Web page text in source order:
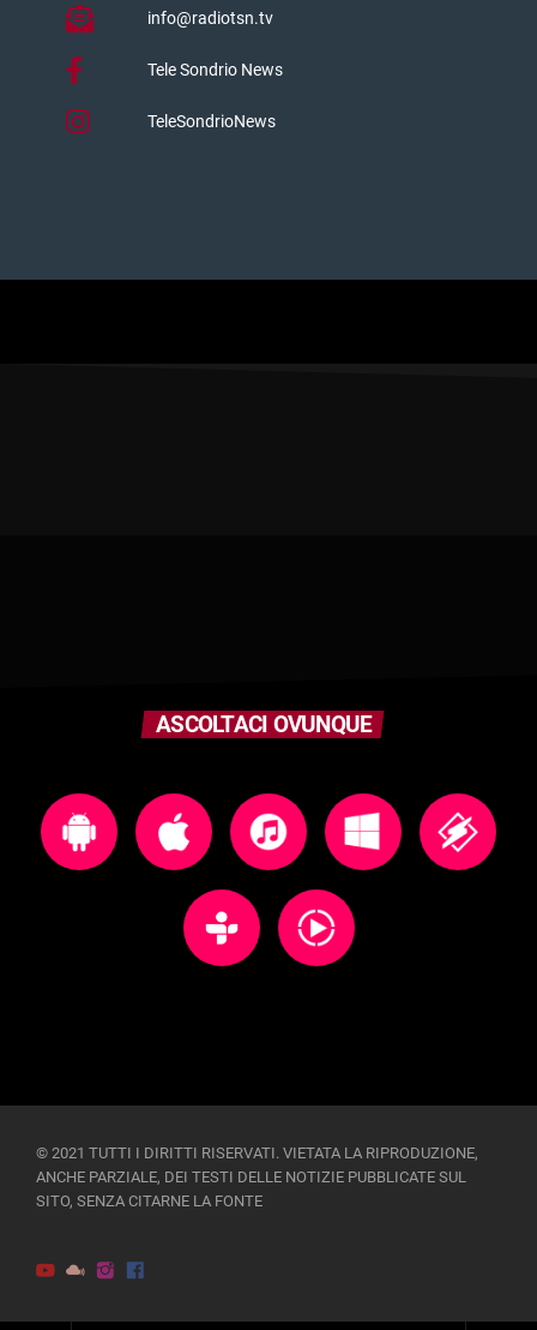
info@radiotsn.tv
Tele Sondrio News
TeleSondrioNews
ASCOLTACI OVUNQUE
© 2021 TUTTI I DIRITTI RISERVATI. VIETATA LA RIPRODUZIONE,
ANCHE PARZIALE, DEI TESTI DELLE NOTIZIE PUBBLICATE SUL
SITO, SENZA CITARNE LA FONTE